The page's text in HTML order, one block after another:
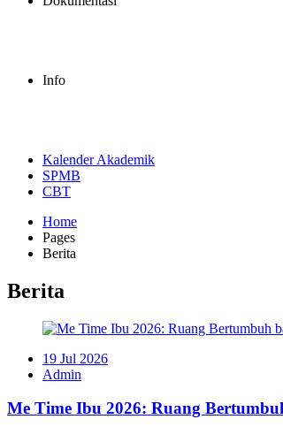
Info
Kalender Akademik
SPMB
CBT
Home
Pages
Berita
Berita
19 Jul 2026
Admin
Me Time Ibu 2026: Ruang